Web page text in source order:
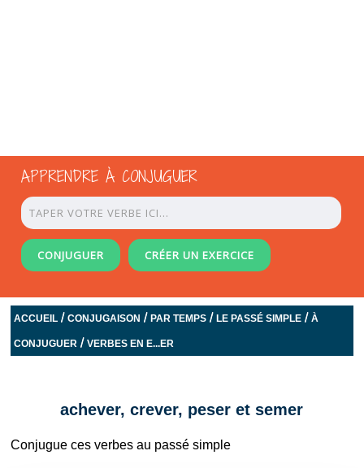
APPRENDRE À CONJUGUER
CONJUGUER CRÉER UN EXERCICE
ACCUEIL /CONJUGAISON /PAR TEMPS /LE PASSÉ SIMPLE /À
CONJUGUER /VERBES EN E...ER
achever, crever, peser et semer
Conjugue ces verbes au passé simple